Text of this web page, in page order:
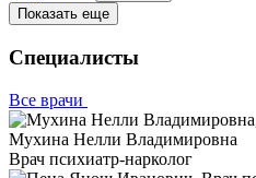
Показать еще
Специалисты
Все врачи
Мухина Нелли Владимировна
Врач психиатр-нарколог